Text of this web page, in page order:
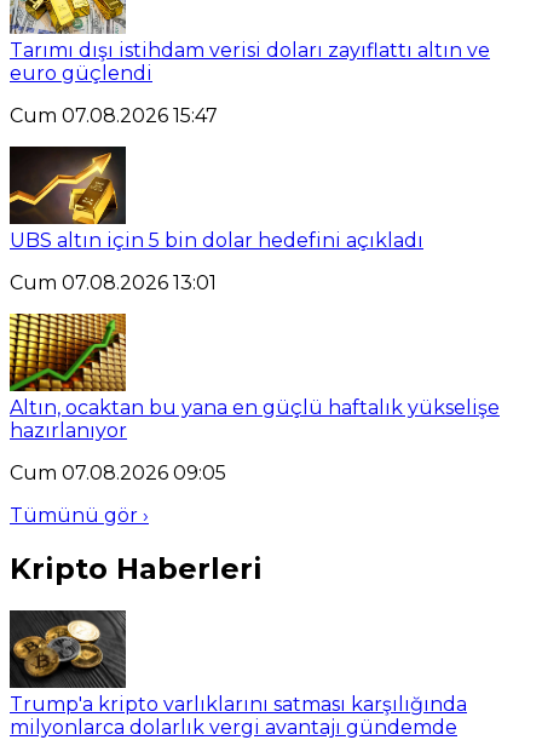
Tarımı dışı istihdam verisi doları zayıflattı altın ve
euro güçlendi
Cum 07.08.2026 15:47
UBS altın için 5 bin dolar hedefini açıkladı
Cum 07.08.2026 13:01
Altın, ocaktan bu yana en güçlü haftalık yükselişe
hazırlanıyor
Cum 07.08.2026 09:05
Tümünü gör ›
Kripto Haberleri
Trump'a kripto varlıklarını satması karşılığında
milyonlarca dolarlık vergi avantajı gündemde